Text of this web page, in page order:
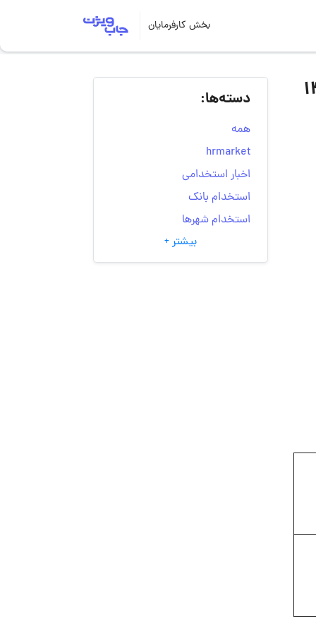
بخش کارفرمایان
دسته‌ها:
همه
hrmarket
اخبار استخدامی
استخدام بانک
استخدام شهرها
انتخاب مسیر شغلی
به‌روزرسانی‌های سایت
بیشتر +